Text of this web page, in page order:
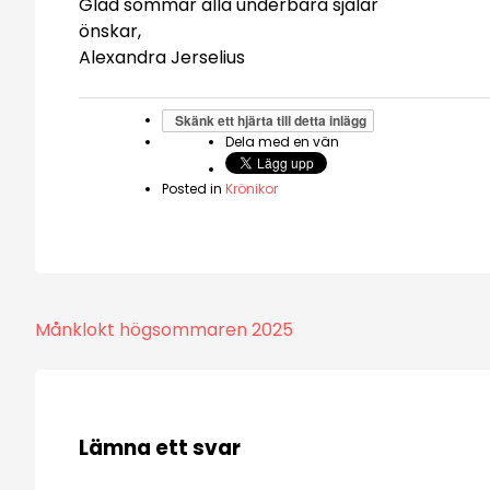
önskar,
Alexandra Jerselius
Skänk ett hjärta till detta inlägg
Dela med en vän
Posted in Krönikor
Inläggsnavigering
Månklokt högsommaren 2025
Lämna ett svar